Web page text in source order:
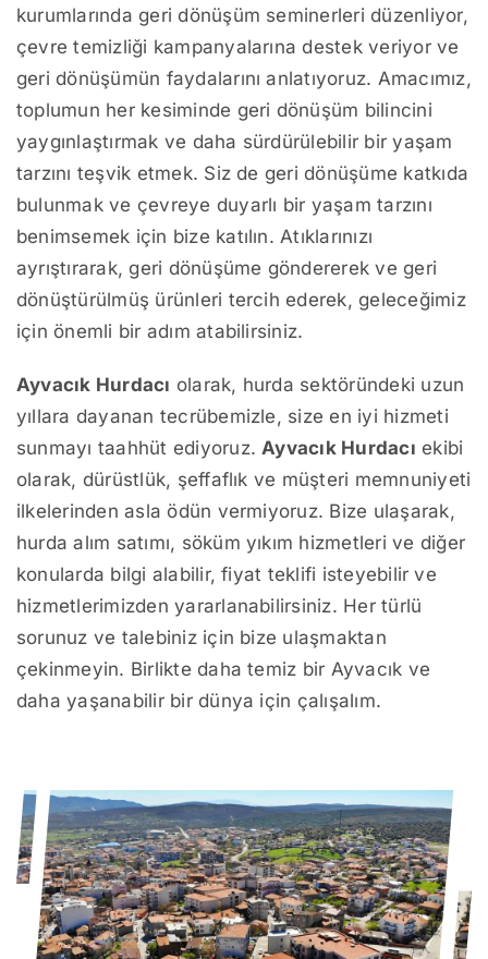
kurumlarında geri dönüşüm seminerleri düzenliyor,
çevre temizliği kampanyalarına destek veriyor ve
geri dönüşümün faydalarını anlatıyoruz. Amacımız,
toplumun her kesiminde geri dönüşüm bilincini
yaygınlaştırmak ve daha sürdürülebilir bir yaşam
tarzını teşvik etmek. Siz de geri dönüşüme katkıda
bulunmak ve çevreye duyarlı bir yaşam tarzını
benimsemek için bize katılın. Atıklarınızı
ayrıştırarak, geri dönüşüme göndererek ve geri
dönüştürülmüş ürünleri tercih ederek, geleceğimiz
için önemli bir adım atabilirsiniz.
Ayvacık Hurdacı olarak, hurda sektöründeki uzun
yıllara dayanan tecrübemizle, size en iyi hizmeti
sunmayı taahhüt ediyoruz. Ayvacık Hurdacı ekibi
olarak, dürüstlük, şeffaflık ve müşteri memnuniyeti
ilkelerinden asla ödün vermiyoruz. Bize ulaşarak,
hurda alım satımı, söküm yıkım hizmetleri ve diğer
konularda bilgi alabilir, fiyat teklifi isteyebilir ve
hizmetlerimizden yararlanabilirsiniz. Her türlü
sorunuz ve talebiniz için bize ulaşmaktan
çekinmeyin. Birlikte daha temiz bir Ayvacık ve
daha yaşanabilir bir dünya için çalışalım.